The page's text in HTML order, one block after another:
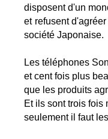
disposent d'un
et refusent
société Japonaise.
Les téléphones
et cent fois plus
que les produits
Et ils sont trois fois
seulement il faut